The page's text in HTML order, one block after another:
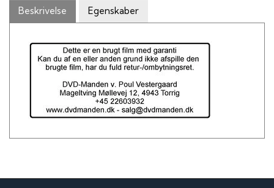
Bodil Jørgensen som Lizzie
Line Kruse som Bitten
Ciro Petrone som Alessandro
Marco D'Amore som Marco
Birthe Neumann
Christiane Rohde
Anne Oppenhagen Pagh
Frederikke Thomassen som Alexandra
Thomas Voss som Bryllupsgæst
Maria Guggenheim som Bryllupsgæst
Beskrivelse Egenskaber